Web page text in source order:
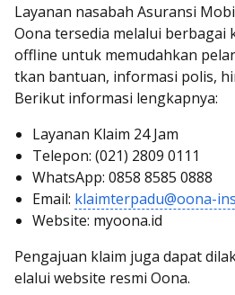
Layanan nasabah Asuransi
Oona tersedia melalui berbagai
offline untuk memudahkan
tkan bantuan, informasi polis,
Berikut informasi lengkapnya:
Layanan Klaim 24 Jam
Telepon: (021) 2809 0111
WhatsApp: 0858 8585 0888
Email: klaimterpadu@oona-
Website: myoona.id
Pengajuan klaim juga dapat
elalui website resmi Oona.